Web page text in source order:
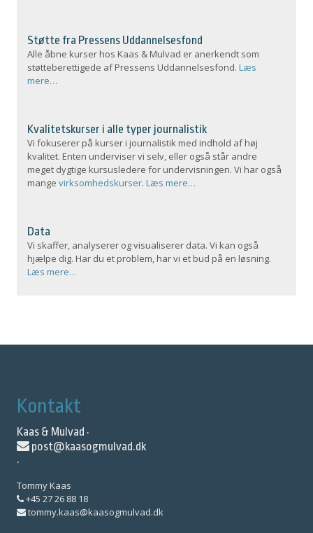
Støtte fra Pressens Uddannelsesfond
Alle åbne kurser hos Kaas & Mulvad er anerkendt som
støtteberettigede af Pressens Uddannelsesfond.Læs
mere…
Kvalitetskurser i alle typer journalistik
Vi fokuserer på kurser i journalistik med indhold af høj
kvalitet. Enten underviser vi selv, eller også står andre
meget dygtige kursusledere for undervisningen. Vi har også
mangevirksomhedskurser.Læs mere…
Data
Vi skaffer, analyserer og visualiserer data. Vi kan også
hjælpe dig. Har du et problem, har vi et bud på en løsning.
Læs mere…
Kontakt
Kaas & Mulvad ·
post@kaasogmulvad.dk
·
Tommy Kaas
+45 27 26 88 18
tommy.kaas@kaasogmulvad.dk